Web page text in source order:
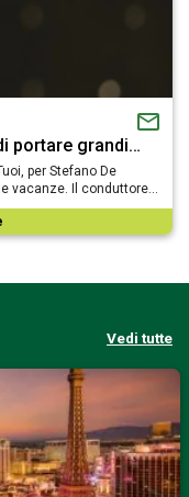
portare grandi…
per Stefano De
vacanze. Il conduttore…
Vedi tutte